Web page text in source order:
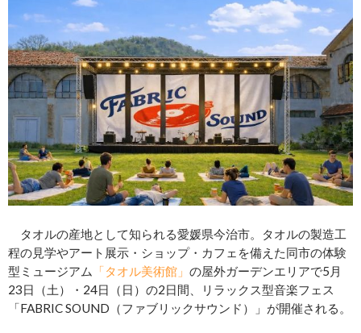
タオルの産地として知られる愛媛県今治市。タオルの製造工
程の見学やアート展示・ショップ・カフェを備えた同市の体験
型ミュージアム
「タオル美術館」 の屋外ガーデンエリアで5月
23日（土）・24日（日）の2日間、リラックス型音楽フェス
「FABRIC SOUND（ファブリックサウンド）」が開催される。